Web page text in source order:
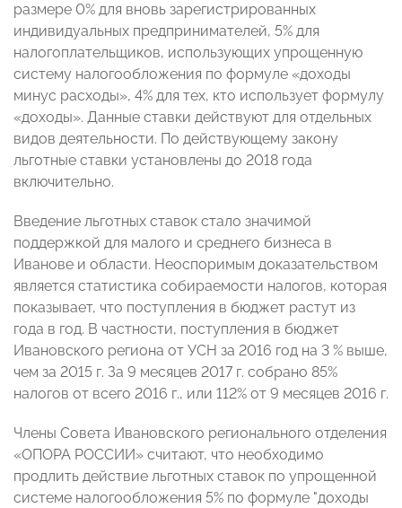
размере 0% для вновь зарегистрированных
индивидуальных предпринимателей, 5% для
налогоплательщиков, использующих упрощенную
систему налогообложения по формуле «доходы
минус расходы», 4% для тех, кто использует формулу
«доходы». Данные ставки действуют для отдельных
видов деятельности. По действующему закону
льготные ставки установлены до 2018 года
включительно.
Введение льготных ставок стало значимой
поддержкой для малого и среднего бизнеса в
Иванове и области. Неоспоримым доказательством
является статистика собираемости налогов, которая
показывает, что поступления в бюджет растут из
года в год. В частности, поступления в бюджет
Ивановского региона от УСН за 2016 год на 3 % выше,
чем за 2015 г. За 9 месяцев 2017 г. собрано 85%
налогов от всего 2016 г., или 112% от 9 месяцев 2016 г.
Члены Совета Ивановского регионального отделения
«ОПОРА РОССИИ» считают, что необходимо
продлить действие льготных ставок по упрощенной
системе налогообложения 5% по формуле "доходы